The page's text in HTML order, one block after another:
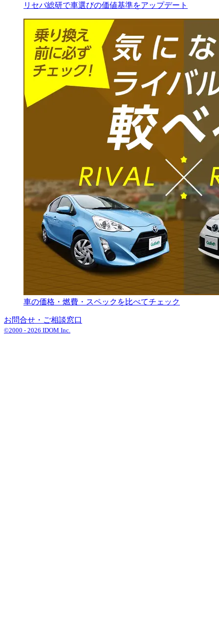
リセバ総研で車選びの価値基準をアップデート
車の価格・燃費・スペックを比べてチェック
お問合せ・ご相談窓口
©2000 - 2026 IDOM Inc.